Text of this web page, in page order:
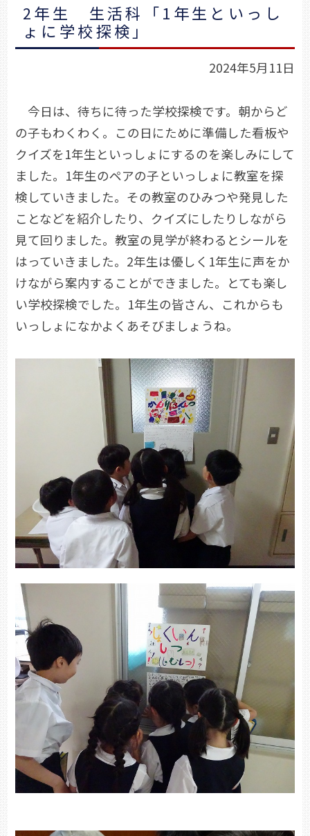
2年生 生活科「1年生といっし
ょに学校探検」
2024年5月11日
今日は、待ちに待った学校探検です。朝からど
の子もわくわく。この日にために準備した看板や
クイズを1年生といっしょにするのを楽しみにして
ました。1年生のペアの子といっしょに教室を探
検していきました。その教室のひみつや発見した
ことなどを紹介したり、クイズにしたりしながら
見て回りました。教室の見学が終わるとシールを
はっていきました。2年生は優しく1年生に声をか
けながら案内することができました。とても楽し
い学校探検でした。1年生の皆さん、これからも
いっしょになかよくあそびましょうね。